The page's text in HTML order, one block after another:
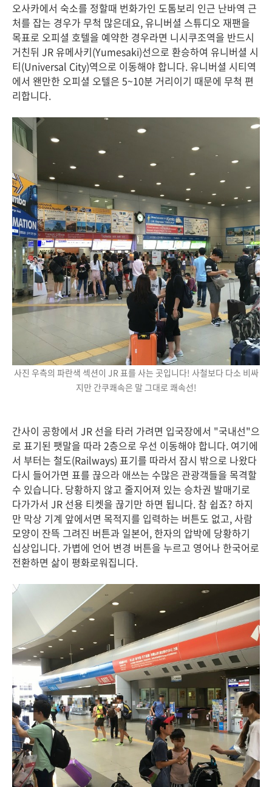
오사카에서 숙소를 정할때 번화가인 도톰보리 인근 난바역 근
처를 잡는 경우가 무척 많은데요, 유니버셜 스튜디오 재팬을
목표로 오피셜 호텔을 예약한 경우라면 니시쿠조역을 반드시
거친뒤 JR 유메사키(Yumesaki)선으로 환승하여 유니버셜 시
티(Universal City)역으로 이동해야 합니다. 유니버셜 시티역
에서 왠만한 오피셜 오텔은 5~10분 거리이기 때문에 무척 편
리합니다.
사진 우측의 파란색 섹션이 JR 표를 사는 곳입니다! 사철보다 다소 비싸
지만 간쿠쾌속은 말 그대로 쾌속선!
간사이 공항에서 JR 선을 타러 가려면 입국장에서 "국내선"으
로 표기된 팻말을 따라 2층으로 우선 이동해야 합니다. 여기에
서 부터는 철도(Railways) 표기를 따라서 잠시 밖으로 나왔다
다시 들어가면 표를 끊으라 애쓰는 수많은 관광객들을 목격할
수 있습니다. 당황하지 않고 줄지어져 있는 승차권 발매기로
다가가서 JR 선용 티켓을 끊기만 하면 됩니다. 참 쉽죠? 하지
만 막상 기계 앞에서면 목적지를 입력하는 버튼도 없고, 사람
모양이 잔뜩 그려진 버튼과 일본어, 한자의 압박에 당황하기
십상입니다. 가볍에 언어 변경 버튼을 누르고 영어나 한국어로
전환하면 삶이 평화로워집니다.